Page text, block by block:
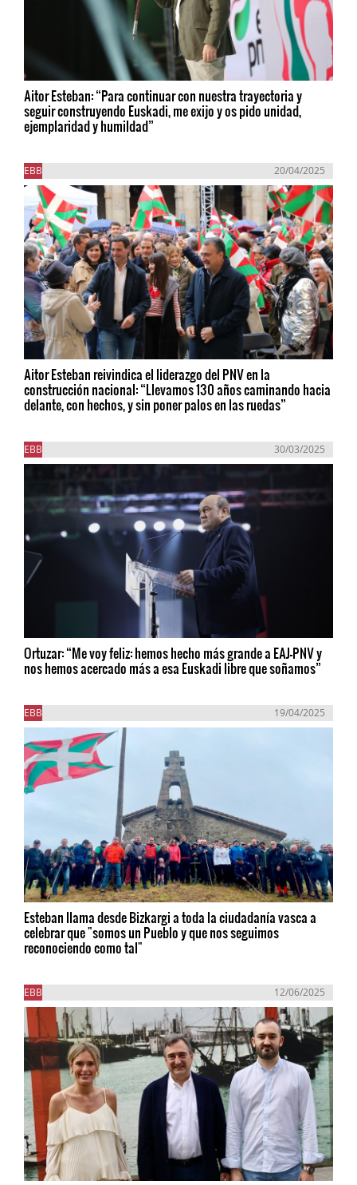
Aitor Esteban: “Para continuar con nuestra trayectoria y
seguir construyendo Euskadi, me exijo y os pido unidad,
ejemplaridad y humildad”
EBB 20/04/2025
Aitor Esteban reivindica el liderazgo del PNV en la
construcción nacional: “Llevamos 130 años caminando hacia
delante, con hechos, y sin poner palos en las ruedas”
EBB 30/03/2025
Ortuzar: “Me voy feliz: hemos hecho más grande a EAJ-PNV y
nos hemos acercado más a esa Euskadi libre que soñamos”
EBB 19/04/2025
Esteban llama desde Bizkargi a toda la ciudadanía vasca a
celebrar que "somos un Pueblo y que nos seguimos
reconociendo como tal"
EBB 12/06/2025